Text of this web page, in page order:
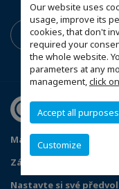
Our website uses
usage, improve its
cookies, that don't
required your
the whole website.
parameters at any
management,click
Accept all purposes
Customize
Mapa webu Stanovy
Zásady ochrany
Nastavte si své